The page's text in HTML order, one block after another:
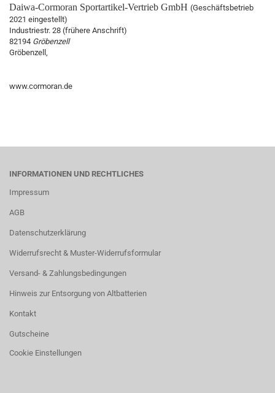
Daiwa-Cormoran Sportartikel-Vertrieb GmbH (Geschäftsbetrieb
2021 eingestellt)
Industriestr. 28 (frühere Anschrift)
82194 Gröbenzell
Gröbenzell,
www.cormoran.de
INFORMATIONEN UND RECHTLICHES
Impressum
AGB
Datenschutzerklärung
Widerrufsrecht & Muster-Widerrufsformular
Versand- & Zahlungsbedingungen
Hinweis zur Entsorgung von Altbatterien
Kontakt
Gutscheine
Cookie Einstellungen